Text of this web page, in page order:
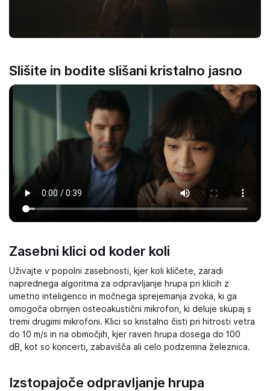
Slišite in bodite slišani kristalno jasno
Zasebni klici od koder koli
Uživajte v popolni zasebnosti, kjer koli kličete, zaradi
naprednega algoritma za odpravljanje hrupa pri klicih z
umetno inteligenco in močnega sprejemanja zvoka, ki ga
omogoča obrnjen osteoakustični mikrofon, ki deluje skupaj s
tremi drugimi mikrofoni. Klici so kristalno čisti pri hitrosti vetra
do 10 m/s in na območjih, kjer raven hrupa dosega do 100
dB, kot so koncerti, zabavišča ali celo podzemna železnica.
Izstopajoče odpravljanje hrupa